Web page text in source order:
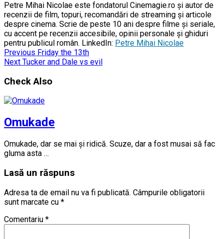
Petre Mihai Nicolae este fondatorul Cinemagie.ro și autor de
recenzii de film, topuri, recomandări de streaming și articole
despre cinema. Scrie de peste 10 ani despre filme și seriale,
cu accent pe recenzii accesibile, opinii personale și ghiduri
pentru publicul român. LinkedIn: Petre Mihai Nicolae
Previous Friday the 13th
Next Tucker and Dale vs evil
Check Also
Omukade
Omukade, dar se mai și ridică. Scuze, dar a fost musai să fac
gluma asta …
Lasă un răspuns
Adresa ta de email nu va fi publicată. Câmpurile obligatorii
sunt marcate cu *
Comentariu *